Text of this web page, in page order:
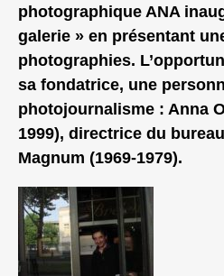
photographique ANA
galerie » en présentant
photographies.
sa fondatrice, une
photojournalisme : Anna
1999), directrice du
Magnum (1969-1979).